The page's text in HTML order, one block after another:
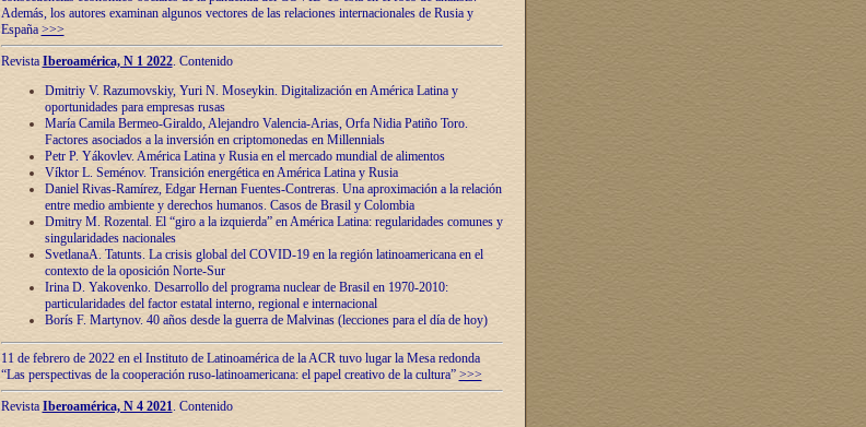
Además, los autores examinan algunos vectores de las relaciones internacionales de Rusia y
España >>>
Revista Iberoamérica, N 1 2022. Contenido
Dmitriy V. Razumovskiy, Yuri N. Moseykin. Digitalización en América Latina y
oportunidades para empresas rusas
María Camila Bermeo-Giraldo, Alejandro Valencia-Arias, Orfa Nidia Patiño Toro.
Factores asociados a la inversión en criptomonedas en Millennials
Petr P. Yákovlev. América Latina y Rusia en el mercado mundial de alimentos
Víktor L. Seménov. Transición energética en América Latina y Rusia
Daniel Rivas-Ramírez, Edgar Hernan Fuentes-Contreras. Una aproximación a la relación
entre medio ambiente y derechos humanos. Casos de Brasil y Colombia
Dmitry M. Rozental. El “giro a la izquierda” en América Latina: regularidades comunes y
singularidades nacionales
SvetlanaA. Tatunts. La crisis global del COVID-19 en la región latinoamericana en el
contexto de la oposición Norte-Sur
Irina D. Yakovenko. Desarrollo del programa nuclear de Brasil en 1970-2010:
particularidades del factor estatal interno, regional e internacional
Borís F. Martynov. 40 años desde la guerra de Malvinas (lecciones para el día de hoy)
11 de febrero de 2022 en el Instituto de Latinoamérica de la ACR tuvo lugar la Mesa redonda
“Las perspectivas de la cooperación ruso-latinoamericana: el papel creativo de la cultura” >>>
Revista Iberoamérica, N 4 2021. Contenido